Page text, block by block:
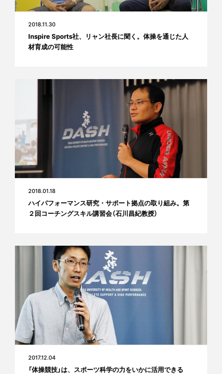
2018.11.30
Inspire Sports社、リャン社長に聞く。体操を通じた人
材育成の可能性
2018.01.18
ハイパフォーマンス研究・サポート拠点の取り組み。第
２回コーチングスキル講習会（石川昌紀教授）
2017.12.04
「体操競技」は、スポーツ科学の力をいかに活用できる